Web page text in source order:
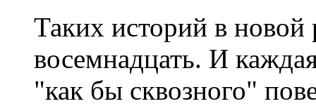
Таких историй в новой
восемнадцать. И
"как бы сквозного"